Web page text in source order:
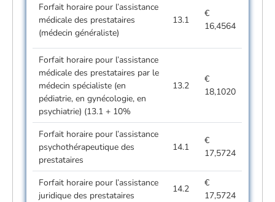
Forfait horaire pour l’assistance
médicale des prestataires
(médecin généraliste)
13.1
€
16,4564
Forfait horaire pour l’assistance
médicale des prestataires par le
médecin spécialiste (en
pédiatrie, en gynécologie, en
psychiatrie) (13.1 + 10%
13.2
€
18,1020
Forfait horaire pour l’assistance
psychothérapeutique des
prestataires
14.1
€
17,5724
Forfait horaire pour l’assistance
juridique des prestataires
14.2
€
17,5724